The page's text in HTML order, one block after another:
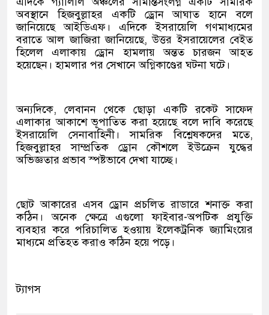
অবস্থানে হিজবুল্লাহর একটি ড্রোন আঘাত হানে বলে
জানিয়েছে আইডিএফ। এদিকে ইসরায়েলি গণমাধ্যমের
বরাতে আল জাজিরা জানিয়েছে, উত্তর ইসরায়েলের বেইত
হিলেল এলাকায় ড্রোন হামলায় অন্তত চারজন আহত
হয়েছেন। হামলার পর সেখানে অগ্নিকাণ্ডের ঘটনা ঘটে।
অন্যদিকে, লেবানন থেকে ছোড়া একটি রকেট সাফেদ
এলাকার আকাশে ভূপাতিত করা হয়েছে বলে দাবি করেছে
ইসরায়েলি সেনাবাহিনী। সামরিক বিশ্লেষকদের মতে,
হিজবুল্লাহর সাম্প্রতিক ড্রোন কৌশলে ইউক্রেন যুদ্ধের
অভিজ্ঞতার প্রভাব স্পষ্টভাবে দেখা যাচ্ছে।
ছোট আকারের এসব ড্রোন প্রচলিত রাডারে শনাক্ত করা
কঠিন। অনেক ক্ষেত্রে এগুলো ফাইবার-অপটিক প্রযুক্তি
ব্যবহার করে পরিচালিত হওয়ায় ইলেকট্রনিক জ্যামিংয়ের
মাধ্যমে প্রতিহত করাও কঠিন হয়ে পড়ে।
ট্যাগস